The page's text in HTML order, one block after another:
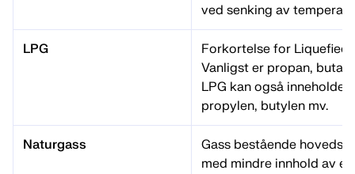
ved senking av
LPG
Forkortelse for Liquefied
Vanligst er propan, butan
LPG kan også inneholde
propylen, butylen mv.
Naturgass
Gass bestående
med mindre innhold av